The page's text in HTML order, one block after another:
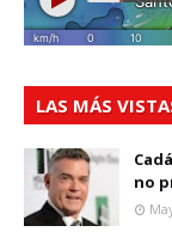
LAS MÁS
no